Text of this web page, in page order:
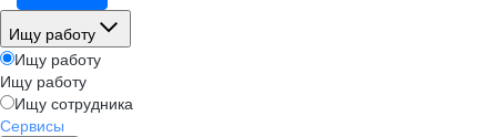
Ищу работу
Ищу работу
Ищу работу
Ищу сотрудника
Сервисы